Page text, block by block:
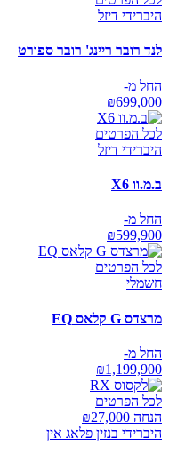
היברידי דיזל
לנד רובר ריינג' רובר ספורט
החל מ-
₪699,000
לכל הפרטים
היברידי דיזל
ב.מ.וו X6
החל מ-
₪599,900
לכל הפרטים
חשמלי
מרצדס G קלאס EQ
החל מ-
₪1,199,900
לכל הפרטים
הנחה ₪ 27,000
היברידי בנזין פלאג אין